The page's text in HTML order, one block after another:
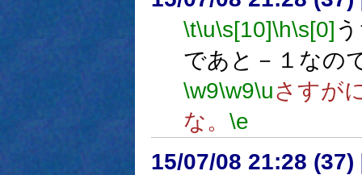
\t\u\s[10]\h\s[0]
であと－１なの
\w9\w9\uさすが
な。 \e
15/07/08 21:28 (37)